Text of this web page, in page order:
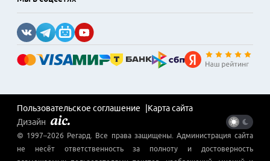
Пользовательское соглашение
Карта сайта
Дизайн
© 1997–2026 Регард . Все права защищены. Администрация сайта
не несёт ответственность за полноту и достоверность